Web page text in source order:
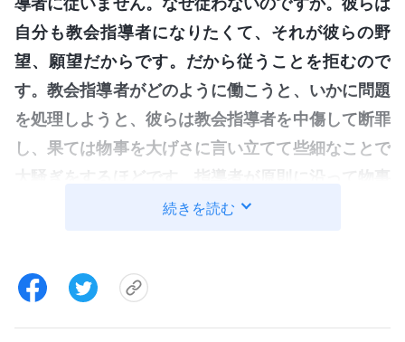
自分も教会指導者になりたくて、それが彼らの野
望、願望だからです。だから従うことを拒むので
す。教会指導者がどのように働こうと、いかに問題
を処理しようと、彼らは教会指導者を中傷して断罪
し、果ては物事を大げさに言い立てて些細なことで
を行なっているかどうか、正しい人かどうか、
している基準を、彼らは用いません。それは彼らの
続きを読む